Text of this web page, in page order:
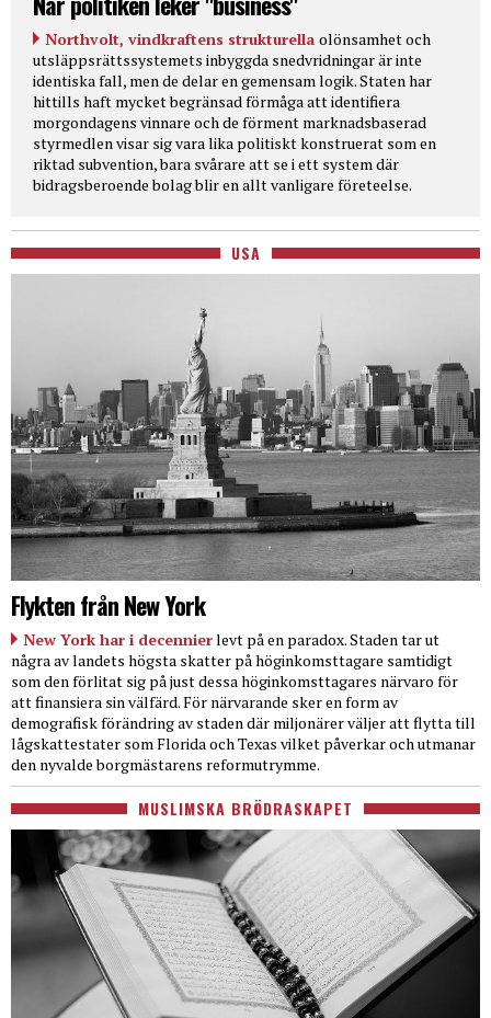
Northvolt, vindkraftens strukturella olönsamhet och
utsläppsrättssystemets inbyggda snedvridningar är inte
identiska fall, men de delar en gemensam logik. Staten har
hittills haft mycket begränsad förmåga att identifiera
morgondagens vinnare och de förment marknadsbaserad
styrmedlen visar sig vara lika politiskt konstruerat som en
riktad subvention, bara svårare att se i ett system där
bidragsberoende bolag blir en allt vanligare företeelse.
USA
Flykten från New York
New York har i decennierlevt på en paradox. Staden tar ut
några av landets högsta skatter på höginkomsttagare samtidigt
som den förlitat sig på just dessa höginkomsttagares närvaro för
att finansiera sin välfärd. För närvarande sker en form av
demografisk förändring av staden där miljonärer väljer att flytta till
lågskattestater som Florida och Texas vilket påverkar och utmanar
den nyvalde borgmästarens reformutrymme.
MUSLIMSKA BRÖDRASKAPET